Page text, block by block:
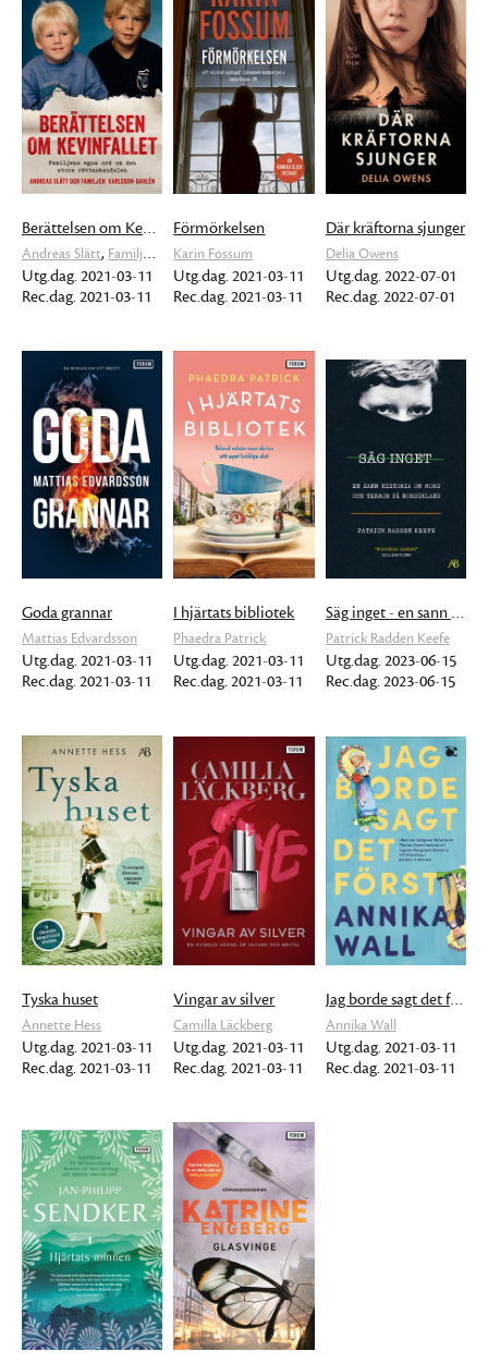
Berättelsen om Kevinfallet
Andreas Slätt, Familjen Karlsson-Dahlén
Utg.dag. 2021-03-11
Rec.dag. 2021-03-11
Förmörkelsen
Karin Fossum
Utg.dag. 2021-03-11
Rec.dag. 2021-03-11
Där kräftorna sjunger
Delia Owens
Utg.dag. 2022-07-01
Rec.dag. 2022-07-01
Goda grannar
Mattias Edvardsson
Utg.dag. 2021-03-11
Rec.dag. 2021-03-11
I hjärtats bibliotek
Phaedra Patrick
Utg.dag. 2021-03-11
Rec.dag. 2021-03-11
Säg inget - en sann historia om mord och terror på Nordirland
Patrick Radden Keefe
Utg.dag. 2023-06-15
Rec.dag. 2023-06-15
Tyska huset
Annette Hess
Utg.dag. 2021-03-11
Rec.dag. 2021-03-11
Vingar av silver
Camilla Läckberg
Utg.dag. 2021-03-11
Rec.dag. 2021-03-11
Jag borde sagt det först
Annika Wall
Utg.dag. 2021-03-11
Rec.dag. 2021-03-11